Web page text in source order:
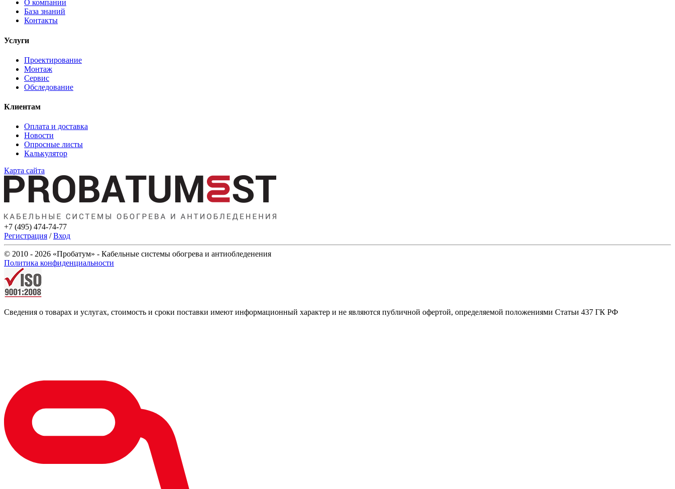
О компании
База знаний
Контакты
Услуги
Проектирование
Монтаж
Сервис
Обследование
Клиентам
Оплата и доставка
Новости
Опросные листы
Калькулятор
Карта сайта
+7 (495) 474-74-77
Регистрация /Вход
© 2010 - 2026 «Пробатум» - Кабельные системы обогрева и антиобледенения
Политика конфиденциальности
Сведения о товарах и услугах, стоимость и сроки поставки имеют информационный характер и не являются публичной офертой, определяемой положениями Статьи 437 ГК РФ